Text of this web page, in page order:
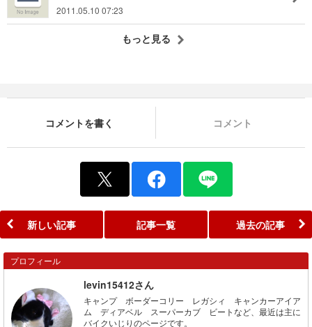
2011.05.10 07:23
もっと見る
コメントを書く コメント
新しい記事 記事一覧 過去の記事
プロフィール
levin15412さん
キャンプ ボーダーコリー レガシィ キャンカーアイア
ム ディアベル スーパーカブ ビートなど、最近は主に
バイクいじりのページです。